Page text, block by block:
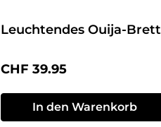
Leuchtendes Ouija-Brett
Regulärer Preis:
CHF 39.95
In den Warenkorb